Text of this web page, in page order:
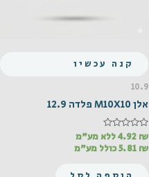
קנה עכשיו
10.9
אלן M10X10 פלדה 12.9
דורג
מתוך
4.92 ₪
ללא מע"מ
5.81 ₪ כולל מע"מ